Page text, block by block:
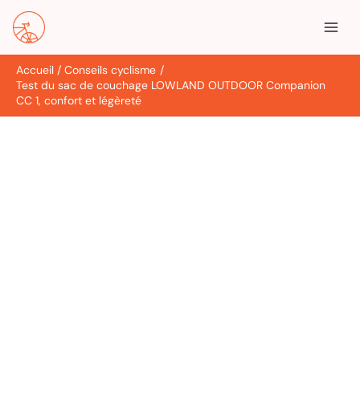
Aller
contenu
Accueil
Conseils cyclisme
Test du sac de couchage LOWLAND OUTDOOR Companion
CC 1, confort et légèreté
R
e
c
h
e